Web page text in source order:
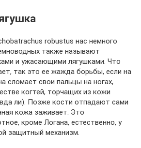
robustus нас немного
также называют
и ужасающими лягушками. Что
так это ее жажда борьбы, если на
сломает свои пальцы на ногах,
когтей, торчащих из кожи
ли). Позже кости отпадают сами
кожа заживает. Это
кроме Логана, естественно, у
защитный механизм.